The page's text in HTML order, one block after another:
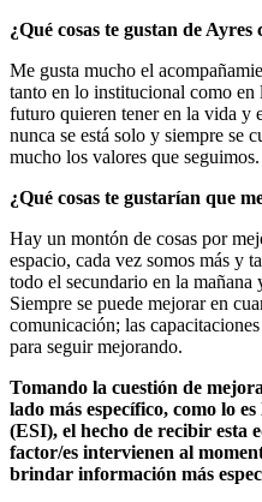
¿Qué cosas te gustan de Ayres
Me gusta mucho el
tanto en lo institucional como en
futuro quieren tener en la vida y
nunca se está solo y siempre se
mucho los valores que seguimos.
¿Qué cosas te gustarían que
Hay un montón de cosas por
espacio, cada vez somos más y
todo el secundario en la mañana
Siempre se puede mejorar en
comunicación; las
para seguir mejorando.
Tomando la cuestión de
lado más específico, como lo
(ESI), el hecho de recibir esta
factor/es intervienen al
brindar información más